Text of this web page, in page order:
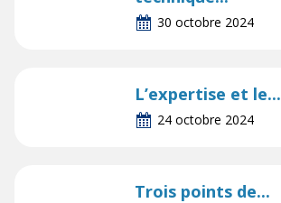
30 octobre 2024
L’expertise et le...
24 octobre 2024
Trois points de...